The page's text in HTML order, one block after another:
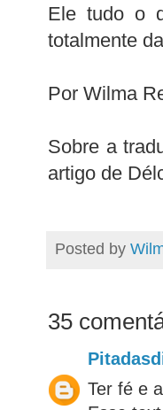
Ele tudo o
totalmente
Por Wilma
Sobre a
artigo de
Posted by
35
Ter fé e